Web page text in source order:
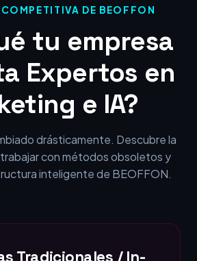
DE BEOFFON
tu empresa
Expertos en
e IA?
drásticamente. Descubre la
con métodos obsoletos y
inteligente de BEOFFON.